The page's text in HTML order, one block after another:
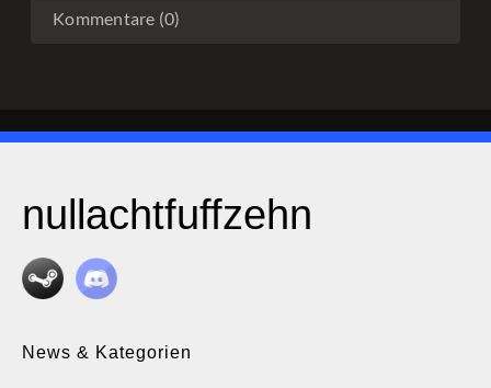
Kommentare (0)
nullachtfuffzehn
News & Kategorien